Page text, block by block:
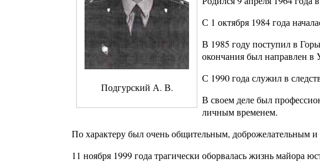
Подгурский А. В.
С 1 октября 1984 года
В 1985 году поступил в
окончания был направлен
С 1990 года служил в
В своем деле был
личным временем.
По характеру был очень общительным, доброжелательным
11 ноября 1999 года трагически оборвалась жизнь майора